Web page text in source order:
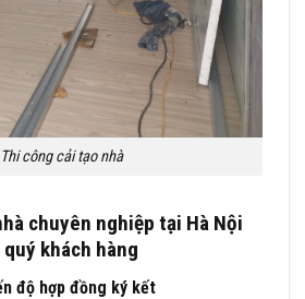
Thi công cải tạo nhà
chuyên nghiệp tại Hà Nội
khách hàng
độ hợp đồng ký kết